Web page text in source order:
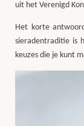
uit het Verenigd
Het korte
sieradentraditie is
keuzes die je kunt